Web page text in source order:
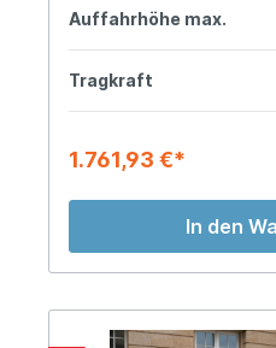
Auffahrhöhe max.
Tragkraft
1.761,93 €*
In den